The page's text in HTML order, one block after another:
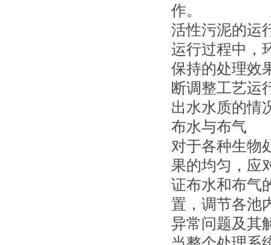
作。
活性污泥的运
运行过程中，
保持的处理效
断调整工艺运
出水水质的情
布水与布气
对于各种生物
果的均匀，应
证布水和布气
置，调节各池
异常问题及其